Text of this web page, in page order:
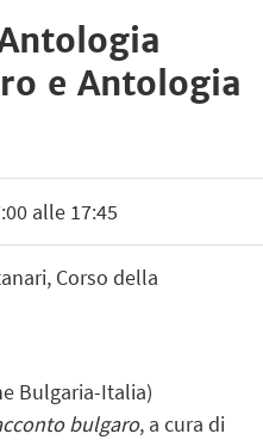
e Antologia
alle 17:45
Corso della
Bulgaria-Italia)
bulgaro, a cura di